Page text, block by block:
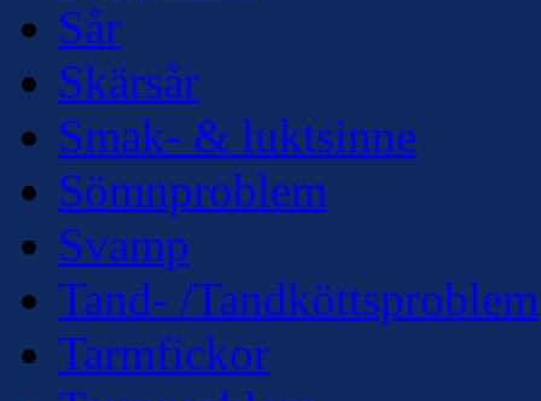
Sår
Skärsår
Smak- & luktsinne
Sömnproblem
Svamp
Tand- /Tandköttsproblem
Tarmfickor